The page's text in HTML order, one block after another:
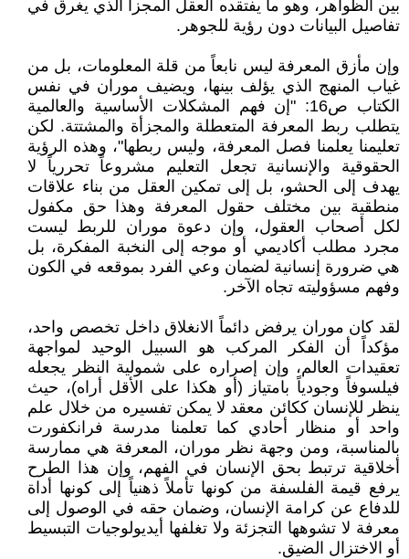
بين الظواهر، وهو ما يفتقده العقل المجزأ الذي يغرق في
تفاصيل البيانات دون رؤية للجوهر.
وإن مأزق المعرفة ليس نابعاً من قلة المعلومات، بل من
غياب المنهج الذي يؤلف بينها، ويضيف موران في نفس
الكتاب ص16: "إن فهم المشكلات الأساسية والعالمية
يتطلب ربط المعرفة المتعطلة والمجزأة والمشتتة. لكن
تعليمنا يعلمنا فصل المعرفة، وليس ربطها"، وهذه الرؤية
الحقوقية والإنسانية تجعل التعليم مشروعاً تحررياً لا
يهدف إلى الحشو، بل إلى تمكين العقل من بناء علاقات
منطقية بين مختلف حقول المعرفة وهذا حق مكفول
لكل أصحاب العقول، وإن دعوة موران للربط ليست
مجرد مطلب أكاديمي أو موجه إلى النخبة المفكرة، بل
هي ضرورة إنسانية لضمان وعي الفرد بموقعه في الكون
وفهم مسؤوليته تجاه الآخر.
لقد كان موران يرفض دائماً الانغلاق داخل تخصص واحد،
مؤكداً أن الفكر المركب هو السبيل الوحيد لمواجهة
تعقيدات العالم، وإن إصراره على شمولية النظر يجعله
فيلسوفاً وجودياً بامتياز (أو هكذا على الأقل أراه)، حيث
ينظر للإنسان ككائن معقد لا يمكن تفسيره من خلال علم
واحد أو منظار أحادي كما تعلمنا مدرسة فرانكفورت
بالمناسبة، ومن وجهة نظر موران، المعرفة هي ممارسة
أخلاقية ترتبط بحق الإنسان في الفهم، وإن هذا الطرح
يرفع قيمة الفلسفة من كونها تأملاً ذهنياً إلى كونها أداة
للدفاع عن كرامة الإنسان، وضمان حقه في الوصول إلى
معرفة لا تشوهها التجزئة ولا تغلفها أيديولوجيات التبسيط
أو الاختزال الضيق.